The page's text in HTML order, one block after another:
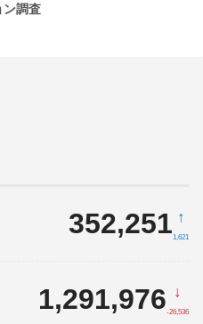
ン調査
352,251 ↑
1,621
1,291,976 ↓
-26,536